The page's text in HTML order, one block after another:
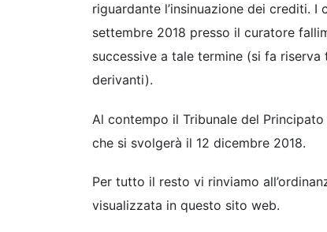
riguardante l’insinuazione dei crediti.
settembre 2018 presso il curatore
successive a tale termine (si fa
derivanti).
Al contempo il Tribunale del
che si svolgerà il 12 dicembre 2018.
Per tutto il resto vi rinviamo
visualizzata in questo sito web.